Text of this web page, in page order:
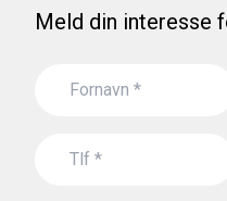
Meld din interesse